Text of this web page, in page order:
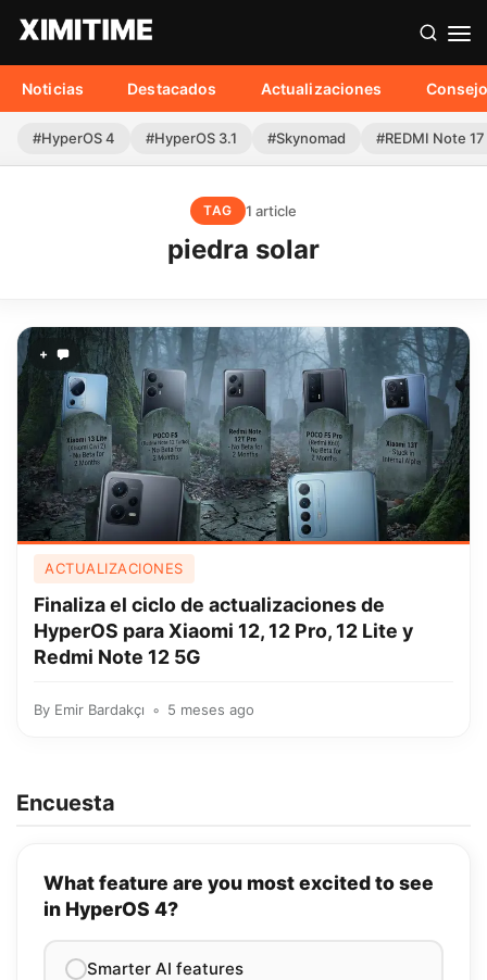
Noticias Destacados Actualizaciones
#HyperOS 4 #HyperOS 3.1 #Skynomad #REDMI Note
TAG 1 article
piedra solar
+
ACTUALIZACIONES
Finaliza el ciclo de actualizaciones de
HyperOS para Xiaomi 12, 12 Pro, 12 Lite y
Redmi Note 12 5G
By Emir Bardakçı 5 meses ago
Encuesta
What feature are you most excited to see
in HyperOS 4?
Smarter AI features